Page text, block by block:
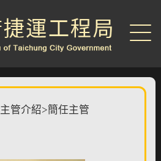
主管介紹>簡任主管